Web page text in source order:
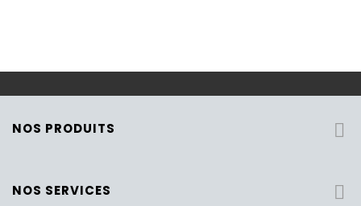
NOS PRODUITS 
NOS SERVICES 